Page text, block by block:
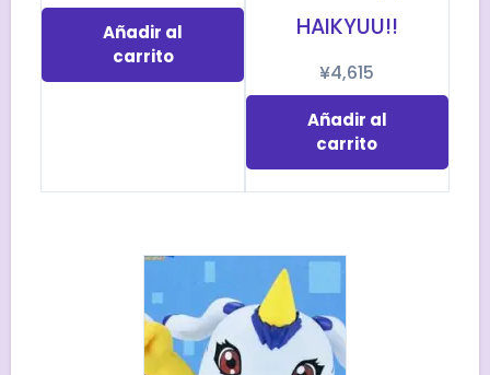
Añadir al
carrito
HAIKYUU!!
¥4,615
Añadir al
carrito